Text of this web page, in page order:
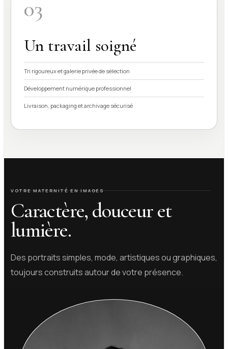
03
Un travail soigné
Tri rigoureux et galerie privée de sélection
Développement numérique professionnel
Livraison, packaging et archivage sécurisé
VOTRE MATERNITÉ EN IMAGES
Caractère, douceur et
lumière.
Des portraits simples, mode, artistiques ou graphiques,
toujours construits autour de votre présence.